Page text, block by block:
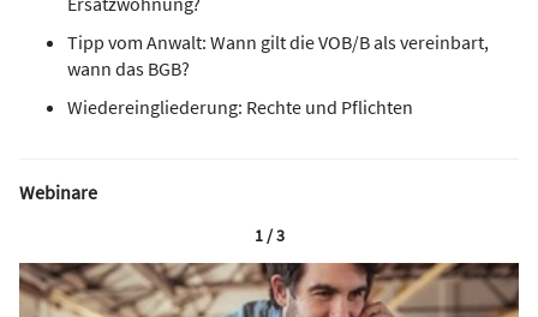
Tipp vom Anwalt: Wann gilt die VOB/B als vereinbart,
wann das BGB?
Wiedereingliederung: Rechte und Pflichten
Webinare
1 / 3